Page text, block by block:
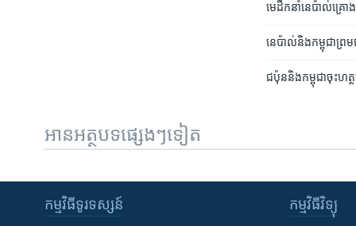
មេដឹកនាំ​​នេប៉ាល់​គ្រ
នេប៉ាល់​និង​កម្ពុជា​ព្រ
ជប៉ុន​និង​កម្ពុជា​ចុះ​ហ
អានអត្ថបទផ្សេងៗទៀត
កម្មវិធី​ទូរទស្សន៍ កម្មវិធី​វិទ្យុ